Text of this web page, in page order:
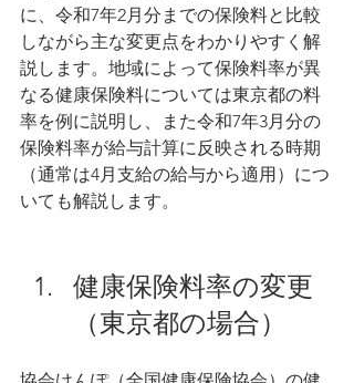
に、令和7年2月分までの保険料と比較
しながら主な変更点をわかりやすく解
説します。地域によって保険料率が異
なる健康保険料については東京都の料
率を例に説明し、また令和7年3月分の
保険料率が給与計算に反映される時期
（通常は4月支給の給与から適用）につ
いても解説します。
健康保険料率の変更
（東京都の場合）